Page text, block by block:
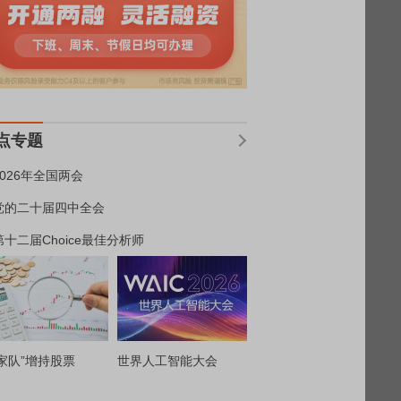
专题
年全国两会
的二十届四中全会
十二届Choice最佳分析师
队”增持股票 世界人工智能大会